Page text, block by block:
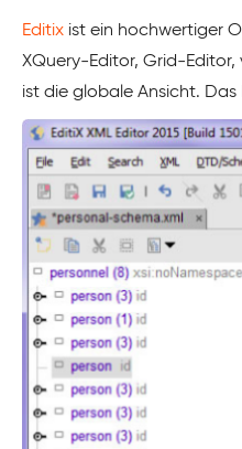
Editix ist ein hochwertiger
XQuery-Editor, Grid-Editor,
ist die globale Ansicht.